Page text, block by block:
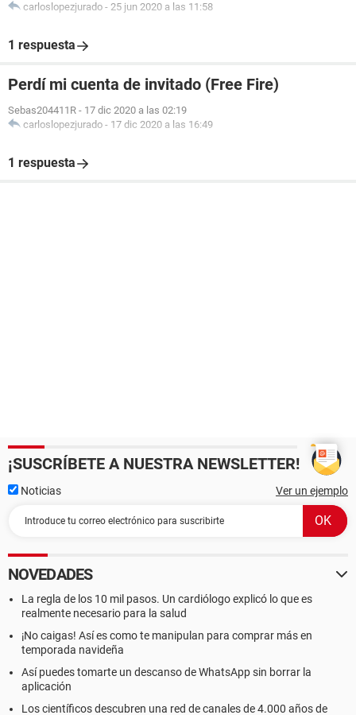
carloslopezjurado - 25 jun 2020 a las 11:58
1 respuesta
Perdí mi cuenta de invitado (Free Fire)
Sebas204411R - 17 dic 2020 a las 02:19
carloslopezjurado - 17 dic 2020 a las 16:49
1 respuesta
¡SUSCRÍBETE A NUESTRA NEWSLETTER!
Noticias Ver un ejemplo
NOVEDADES
La regla de los 10 mil pasos. Un cardiólogo explicó lo que es
realmente necesario para la salud
¡No caigas! Así es como te manipulan para comprar más en
temporada navideña
Así puedes tomarte un descanso de WhatsApp sin borrar la
aplicación
Los científicos descubren una red de canales de 4.000 años de